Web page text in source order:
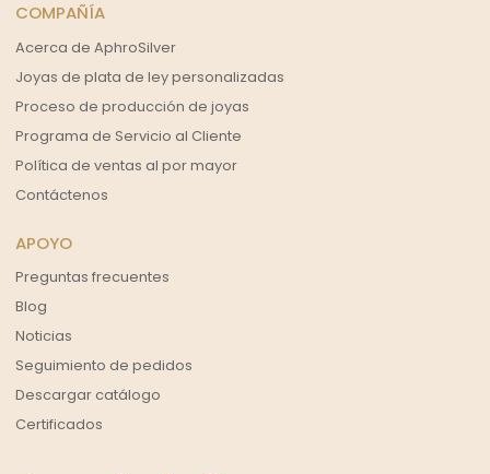
COMPAÑÍA
Acerca de AphroSilver
Joyas de plata de ley personalizadas
Proceso de producción de joyas
Programa de Servicio al Cliente
Política de ventas al por mayor
Contáctenos
APOYO
Preguntas frecuentes
Blog
Noticias
Seguimiento de pedidos
Descargar catálogo
Certificados